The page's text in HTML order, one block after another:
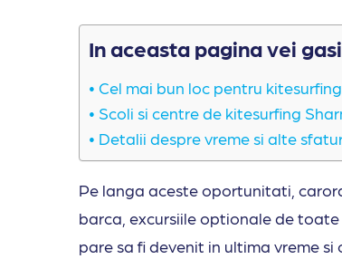
In aceasta pagina vei
Cel mai bun loc pentru
Scoli si centre de kitesurfing
Detalii despre vreme si alte
Pe langa aceste oportunitati,
barca, excursiile optionale de
pare sa fi devenit in ultima vreme